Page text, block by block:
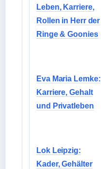
Leben, Karriere,
Rollen in Herr der
Ringe & Goonies
Eva Maria Lemke:
Karriere, Gehalt
und Privatleben
Lok Leipzig:
Kader, Gehälter